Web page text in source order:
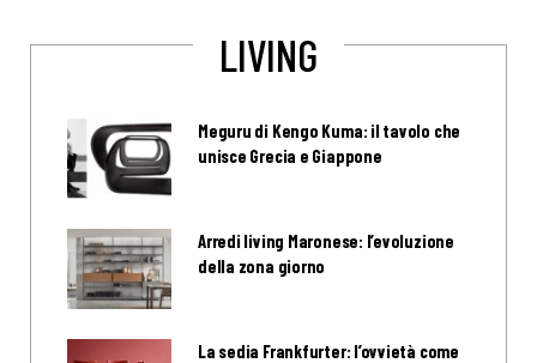
LIVING
Meguru di Kengo Kuma: il tavolo che
unisce Grecia e Giappone
Arredi living Maronese: l’evoluzione
della zona giorno
La sedia Frankfurter: l’ovvietà come